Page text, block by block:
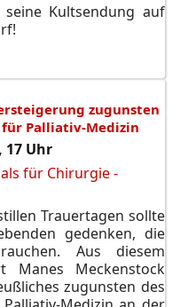
Kultsendung auf
zugunsten
Palliativ-Medizin
17 Uhr
für Chirurgie -
Trauertagen sollte
gedenken, die
Aus diesem
Manes Meckenstock
zugunsten des